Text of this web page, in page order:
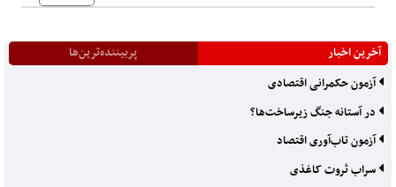
آخرین اخبار
پربیننده‌ترین‌ها
آزمون حکمرانی اقتصادی
در آستانه جنگ زیرساخت‌ها؟
آزمون تاب‌آوری اقتصاد
سراب ثروت کاغذی